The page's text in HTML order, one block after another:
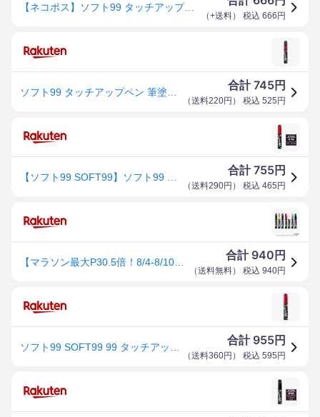
【ネコポス】ソフト99 タッチアップペン（筆塗り塗料） D7642 【ダイハツ・R49・ミスティックレッドクリスタルM】
（+送料） 税込 666 円
合計745円
（送料220円 ） 税込 525 円
合計755円
（送料290円 ） 税込 465 円
合計 940 円
（送料無料） 税込 940円
合計 955円
（送料360円 ） 税込 595 円